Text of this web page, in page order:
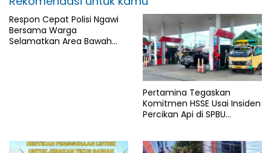
Respon Cepat Polisi Ngawi
Bersama Warga
Selamatkan Area Bawah
Pertamina Tegaskan
Komitmen HSSE Usai Insiden
Percikan Api di SPBU